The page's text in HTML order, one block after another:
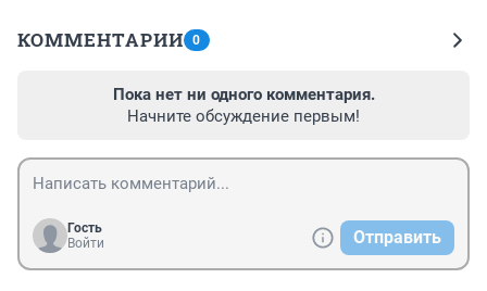
КОММЕНТАРИИ 0
Пока нет ни одного комментария.
Начните обсуждение первым!
Гость
Войти
Отправить